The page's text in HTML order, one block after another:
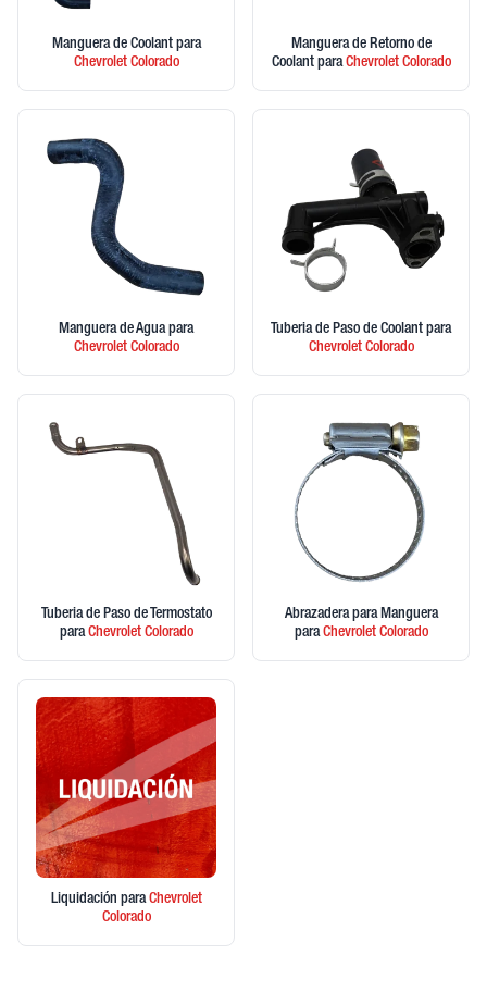
Manguera de Coolant para
ChevroletColorado
Manguera de Retorno de
Coolant paraChevroletColorado
Manguera de Agua para
ChevroletColorado
Tuberia de Paso de Coolant para
ChevroletColorado
Tuberia de Paso de Termostato
paraChevroletColorado
Abrazadera para Manguera
paraChevroletColorado
Liquidación paraChevrolet
Colorado